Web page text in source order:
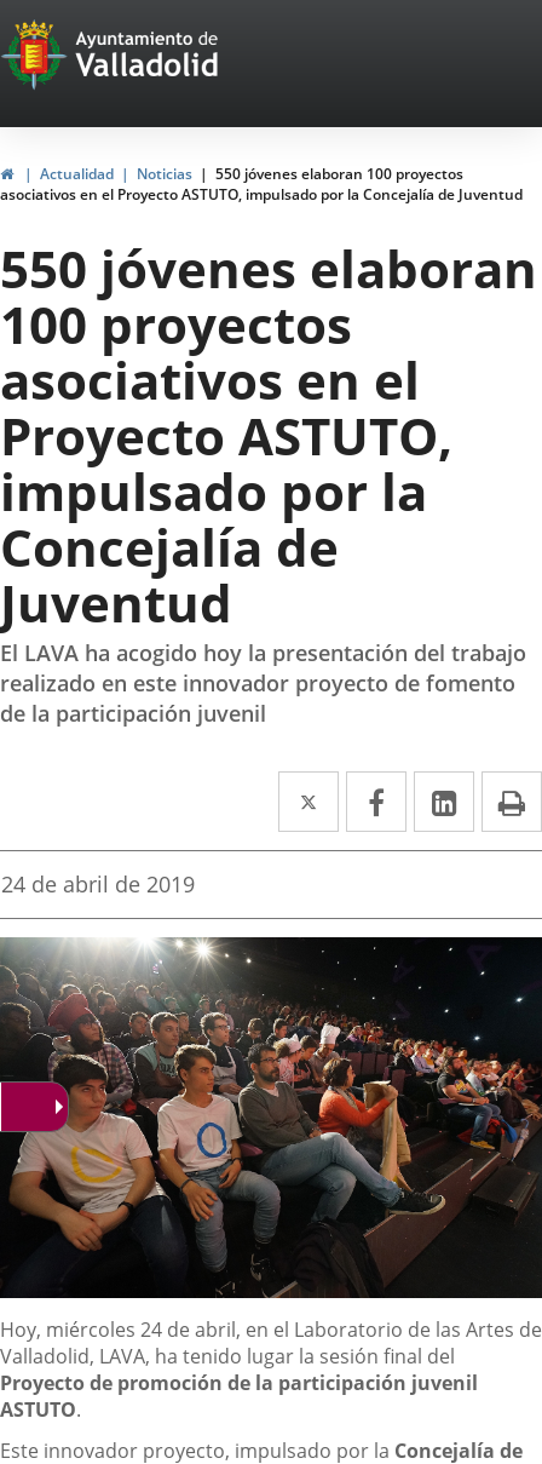
Portal
Web
del
Ayuntamiento
de
Valladolid
HomeActualidad Noticias
550 jóvenes elaboran 100 proyectos
asociativos en el Proyecto ASTUTO, impulsado por la Concejalía de Juventud
550 jóvenes elaboran
100 proyectos
asociativos en el
Proyecto ASTUTO,
impulsado por la
Concejalía de
Juventud
El LAVA ha acogido hoy la presentación del trabajo
realizado en este innovador proyecto de fomento
de la participación juvenil
Twitter
Enlace
a
aplicación
externa.
Facebook
Enlace
a
aplicación
externa.
Enlace
a
Fecha
la
noticia
24 de abril de 2019
Descripción
Hoy, miércoles 24 de abril, en el Laboratorio de las Artes de
Valladolid, LAVA, ha tenido lugar la sesión final del
Proyecto de promoción de la participación juvenil
ASTUTO.
Este innovador proyecto, impulsado por la Concejalía de